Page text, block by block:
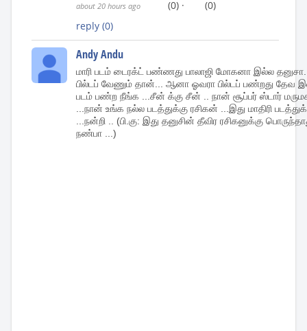
about 20 hours ago (0) ·
(0)
reply (0)
Andy Andu
மாரி படம் டைரக்ட் பண்ணது பாலாஜி மோகனா இல்ல
பில்டப் வேணும் தான்... ஆனா ஓவரா பில்டப் பண்றது தேவ
படம் பண்ற நீங்க ...சீன் க்கு சீன் .. நான் சூப்பர் ஸ்டார்
...நான் உங்க நல்ல படத்துக்கு ரசிகன் ...இது மாதிரி
...நன்றி .. (பி.கு: இது தனுசின் தீவிர ரசிகனுக்கு
நண்பா ...)